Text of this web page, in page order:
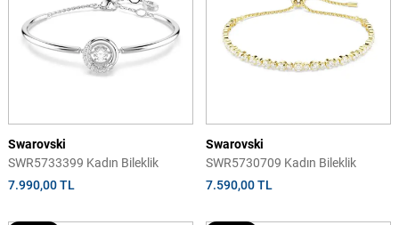
Swarovski
SWR5733399 Kadın Bileklik
7.990,00 TL
Swarovski
SWR5730709 Kadın Bileklik
7.590,00 TL